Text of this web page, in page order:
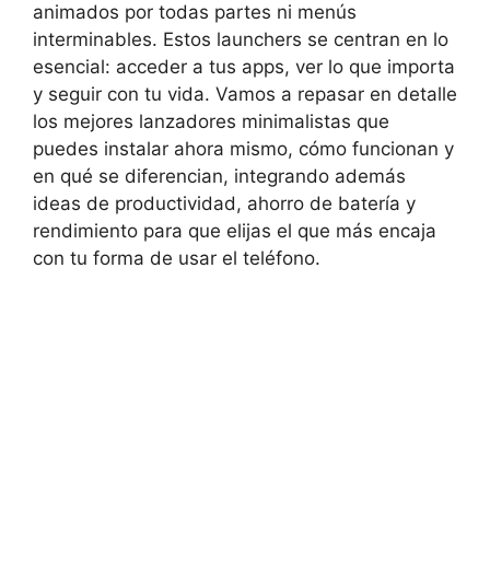
animados por todas partes ni menús
interminables. Estos launchers se centran en lo
esencial: acceder a tus apps, ver lo que importa
y seguir con tu vida. Vamos a repasar en detalle
los mejores lanzadores minimalistas que
puedes instalar ahora mismo, cómo funcionan y
en qué se diferencian, integrando además
ideas de productividad, ahorro de batería y
rendimiento para que elijas el que más encaja
con tu forma de usar el teléfono.